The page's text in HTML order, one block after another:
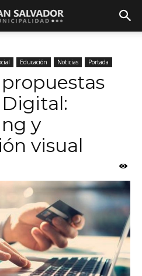
Educación Noticias Portada
y
visual